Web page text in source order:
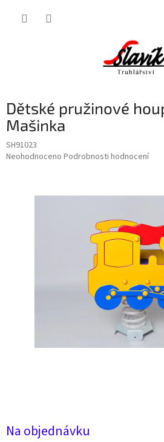
Dětské pružinové
Mašinka
SH91023
Průměrné
Neohodnoceno Podrobnosti hodnocení
Na objednávku